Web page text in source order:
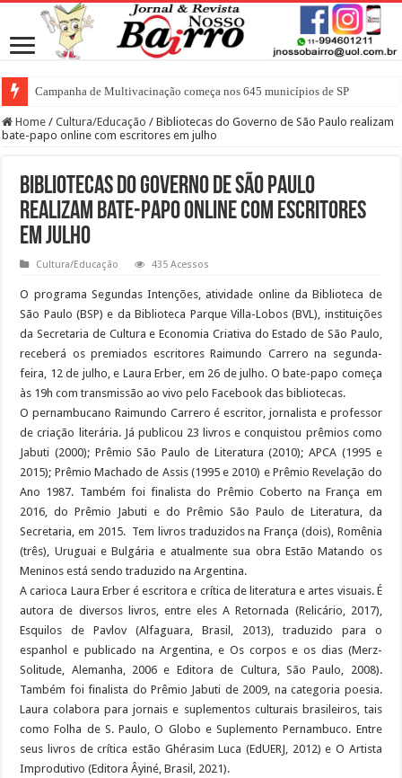
Campanha de Multivacinação começa nos 645 municípios de SP
Home / Cultura/Educação / Bibliotecas do Governo de São Paulo realizam
bate-papo online com escritores em julho
Bibliotecas do Governo de São Paulo
realizam bate-papo online com escritores
em julho
Cultura/Educação 435 Acessos
O programa Segundas Intenções, atividade online da Biblioteca de
São Paulo (BSP) e da Biblioteca Parque Villa-Lobos (BVL), instituições
da Secretaria de Cultura e Economia Criativa do Estado de São Paulo,
receberá os premiados escritores Raimundo Carrero na segunda-
feira, 12 de julho, e Laura Erber, em 26 de julho. O bate-papo começa
às 19h com transmissão ao vivo pelo Facebook das bibliotecas.
O pernambucano Raimundo Carrero é escritor, jornalista e professor
de criação literária. Já publicou 23 livros e conquistou prêmios como
Jabuti (2000); Prêmio São Paulo de Literatura (2010); APCA (1995 e
2015); Prêmio Machado de Assis (1995 e 2010) e Prêmio Revelação do
Ano 1987. Também foi finalista do Prêmio Coberto na França em
2016, do Prêmio Jabuti e do Prêmio São Paulo de Literatura, da
Secretaria, em 2015. Tem livros traduzidos na França (dois), Romênia
(três), Uruguai e Bulgária e atualmente sua obra Estão Matando os
Meninos está sendo traduzido na Argentina.
A carioca Laura Erber é escritora e crítica de literatura e artes visuais. É
autora de diversos livros, entre eles A Retornada (Relicário, 2017),
Esquilos de Pavlov (Alfaguara, Brasil, 2013), traduzido para o
espanhol e publicado na Argentina, e Os corpos e os dias (Merz-
Solitude, Alemanha, 2006 e Editora de Cultura, São Paulo, 2008).
Também foi finalista do Prêmio Jabuti de 2009, na categoria poesia.
Laura colabora para jornais e suplementos culturais brasileiros, tais
como Folha de S. Paulo, O Globo e Suplemento Pernambuco. Entre
seus livros de crítica estão Ghérasim Luca (EdUERJ, 2012) e O Artista
Improdutivo (Editora Âyiné, Brasil, 2021).